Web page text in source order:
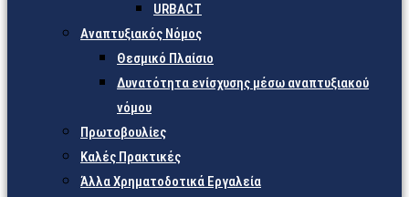
URBACT
Αναπτυξιακός Νόμος
Θεσμικό Πλαίσιο
Δυνατότητα ενίσχυσης μέσω αναπτυξιακού
νόμου
Πρωτοβουλίες
Καλές Πρακτικές
Άλλα Χρηματοδοτικά Εργαλεία